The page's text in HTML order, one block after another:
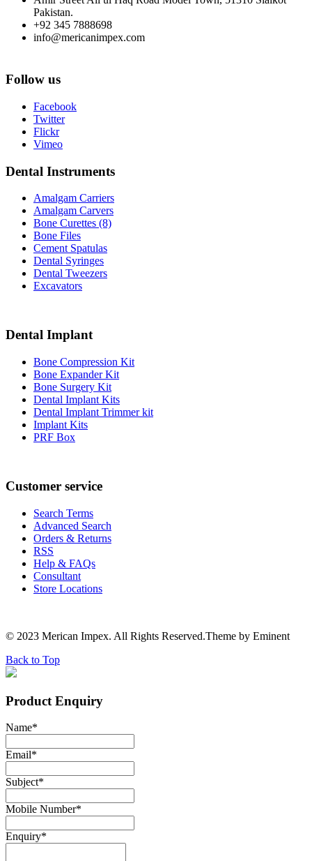
Pakistan.
+92 345 7888698
info@mericanimpex.com
Follow us
Facebook
Twitter
Flickr
Vimeo
Dental Instruments
Amalgam Carriers
Amalgam Carvers
Bone Curettes (8)
Bone Files
Cement Spatulas
Dental Syringes
Dental Tweezers
Excavators
Dental Implant
Bone Compression Kit
Bone Expander Kit
Bone Surgery Kit
Dental Implant Kits
Dental Implant Trimmer kit
Implant Kits
PRF Box
Customer service
Search Terms
Advanced Search
Orders & Returns
RSS
Help & FAQs
Consultant
Store Locations
© 2023 Merican Impex. All Rights Reserved.Theme by Eminent
Back to Top
Product Enquiry
Name*
Email*
Subject*
Mobile Number*
Enquiry*